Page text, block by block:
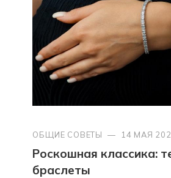
ОБЩИЕ СОВЕТЫ — 14 МАЯ
Роскошная классика:
браслеты